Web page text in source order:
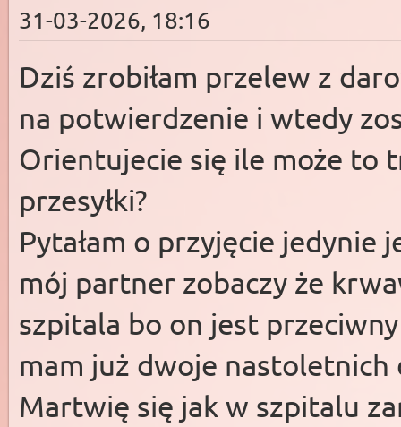
31-03-2026, 18:16
Dziś zrobiłam przelew z
na potwierdzenie i wtedy
Orientujecie się ile może to
przesyłki?
Pytałam o przyjęcie jedynie
mój partner zobaczy że
szpitala bo on jest
mam już dwoje nastoletnich
Martwię się jak w szpitalu